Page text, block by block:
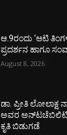
ಆ.9ರಂದು ‘ಆಟಿ ತಿಂಗಳ
ಪ್ರದರ್ಶನ ಹಾಗೂ
August 8, 2026
ಡಾ. ಪ್ರೀತಿ ಲೋಲಾಕ್ಷ
ಅವರ ಅನ್‌ಟಚೆಬಿಲಿಟಿ
ಕೃತಿ ಬಿಡುಗಡೆ